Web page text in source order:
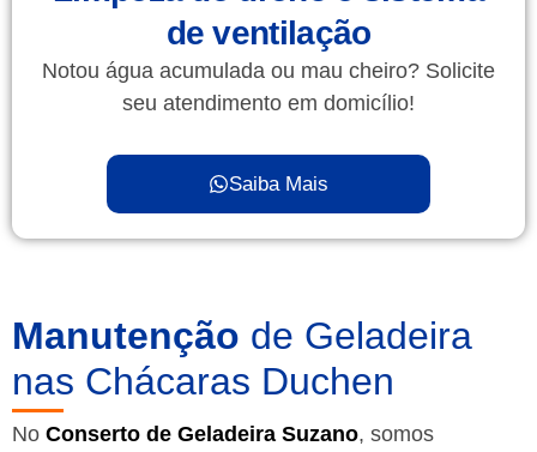
de ventilação
Notou água acumulada ou mau cheiro? Solicite
seu atendimento em domicílio!
Saiba Mais
Manutenção de Geladeira
nas Chácaras Duchen
No Conserto de Geladeira Suzano, somos